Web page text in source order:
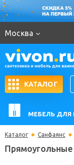
Москва
КАТАЛОГ
МЕБЕЛЬ ДЛЯ
Каталог Санфаянс